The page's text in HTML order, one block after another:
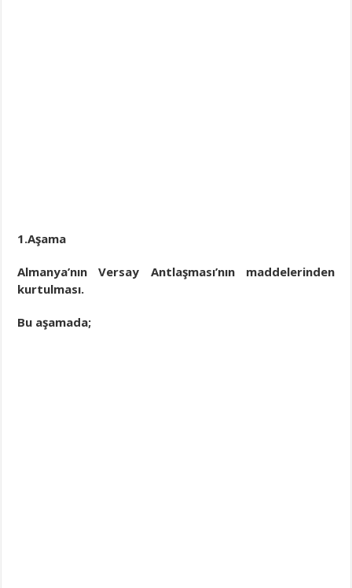
1.Aşama
Almanya’nın Versay Antlaşması’nın maddelerinden
kurtulması.
Bu aşamada;